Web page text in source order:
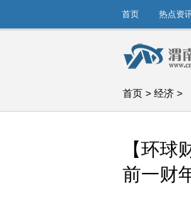
首页 热点资
首页 > 经济 >
【环球
前一财